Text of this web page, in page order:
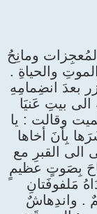
ومانِحُ
والحياةِ .
بعدَ انضِمامِهِ
بيتِ عَنيَا
وقالت : يا
بِأنَ أخاها
الى القبرِ مع
بِصَوتٍ عظيمٍ
مَلفوفَتانِ
. واندِهاشٌ